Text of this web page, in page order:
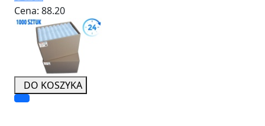
Cena: 88.20
DO KOSZYKA